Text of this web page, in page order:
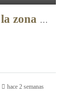
Fabulosa casa adosada en la zona de Els Ametllets, a solo unos minutos del centro. – 11408
hace 2 semanas